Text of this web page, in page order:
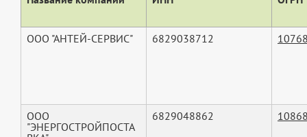
ООО "АНТЕЙ-СЕРВИС" 6829038712
ООО
"ЭНЕРГОСТРОЙПОСТА
6829048862